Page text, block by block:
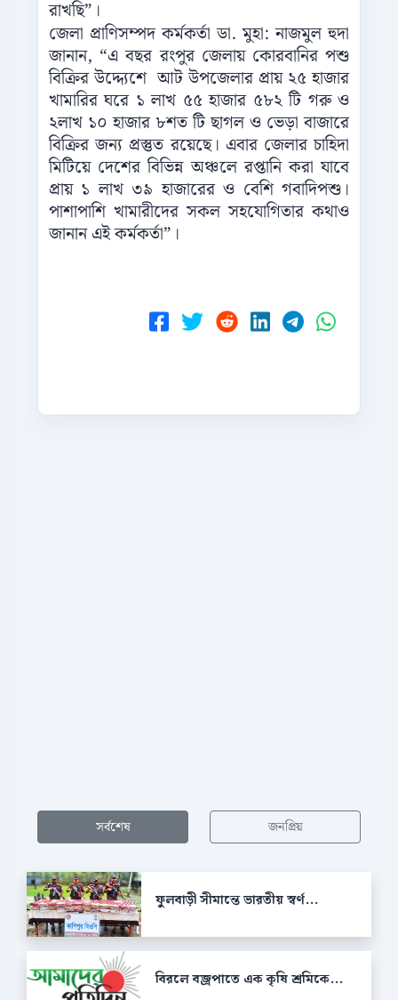
রাখছি”।
জেলা প্রাণিসম্পদ কর্মকর্তা ডা. মুহা: নাজমুল হুদা
জানান, “এ বছর রংপুর জেলায় কোরবানির পশু
বিক্রির উদ্দ্যেশে আট উপজেলার প্রায় ২৫ হাজার
খামারির ঘরে ১ লাখ ৫৫ হাজার ৫৮২ টি গরু ও
২লাখ ১০ হাজার ৮শত টি ছাগল ও ভেড়া বাজারে
বিক্রির জন্য প্রস্তুত রয়েছে। এবার জেলার চাহিদা
মিটিয়ে দেশের বিভিন্ন অঞ্চলে রপ্তানি করা যাবে
প্রায় ১ লাখ ৩৯ হাজারের ও বেশি গবাদিপশু।
পাশাপাশি খামারীদের সকল সহযোগিতার কথাও
জানান এই কর্মকর্তা”।
সর্বশেষ জনপ্রিয়
ফুলবাড়ী সীমান্তে ভারতীয় স্বর্ণ...
বিরলে বজ্রপাতে এক কৃষি শ্রমিকে...